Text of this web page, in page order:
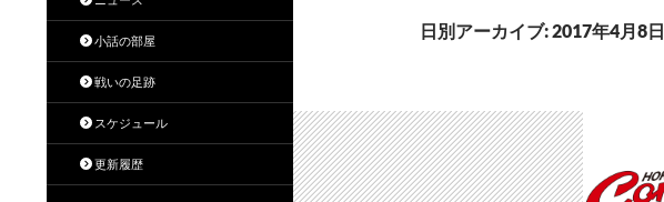
日別アーカイブ: 2017年4月8日
小話の部屋
戦いの足跡
スケジュール
更新履歴